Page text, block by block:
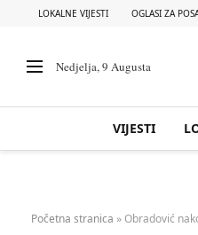
LOKALNE VIJESTI OGLASI ZA
Nedjelja, 9 Augusta
VIJESTI
Početna stranica »Obradović